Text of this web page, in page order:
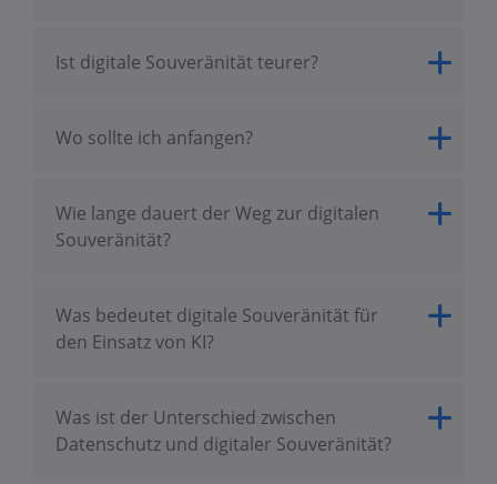
Ist digitale Souveränität teurer?
Wo sollte ich anfangen?
Wie lange dauert der Weg zur digitalen
Souveränität?
Was bedeutet digitale Souveränität für
den Einsatz von KI?
Was ist der Unterschied zwischen
Datenschutz und digitaler Souveränität?